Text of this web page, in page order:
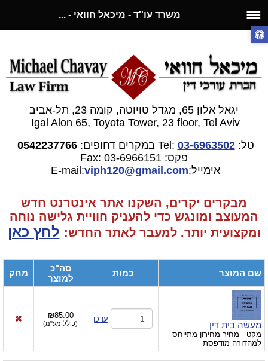
משרד עו''ד - מיכאל חוואי - ...
יגאל אלון 65, מגדל טויוטה, קומה 23, תל-אביב
Igal Alon 65, Toyota Tower, 23 floor, Tel Aviv
טל:03-6963502
Tel: במקרים דחופים:0542237766
פקס: 03-6966151
Fax:
אימייל:E-mail:
viph120@gmail.com
מבקרים יקרים, השקנו אתר אינטרנט חדש
המעוצב ומונגש כדי להעניק חוויית גלישה נוחה
ומקצועית יותר. למעבר לאתר החדש: לחץ כאן
שם המוצר כמות
סה"כ
למוצר
מחק
מעשה בית דין
מקט - מחיר מחירון מתייחס
למהדורה מודפסת
עדכן ₪85.00
(כולל מע"מ)